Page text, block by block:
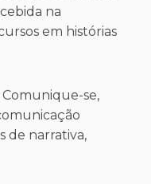
na
em histórias
se,
de narrativa,